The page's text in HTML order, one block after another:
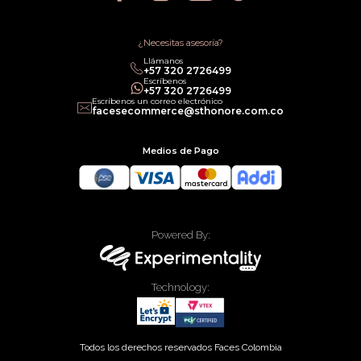
Política legal de Gift Cards¿Necesitas asesoría?
Llámanos
‎+57 320 2726499
Escríbenos
‎+57 320 2726499
Escríbenos un correo electrónico
facesecommerce@sthonore.com.co
Medios de Pago
Powered By:
Technology:
Todos los derechos reservados Faces Colombia